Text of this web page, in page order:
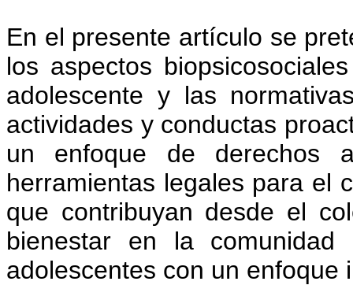
En el presente artículo se
los aspectos
adolescente y las
actividades y conductas
un enfoque de derechos
herramientas legales para el
que contribuyan desde el
bienestar en la
adolescentes con un enfoque